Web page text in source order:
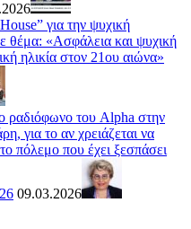
για την ψυχική
θέμα: «Ασφάλεια και ψυχική
ηλικία στον 21ου αιώνα»
του Alpha στην
για το αν χρειάζεται να
πόλεμο που έχει ξεσπάσει
09.03.2026